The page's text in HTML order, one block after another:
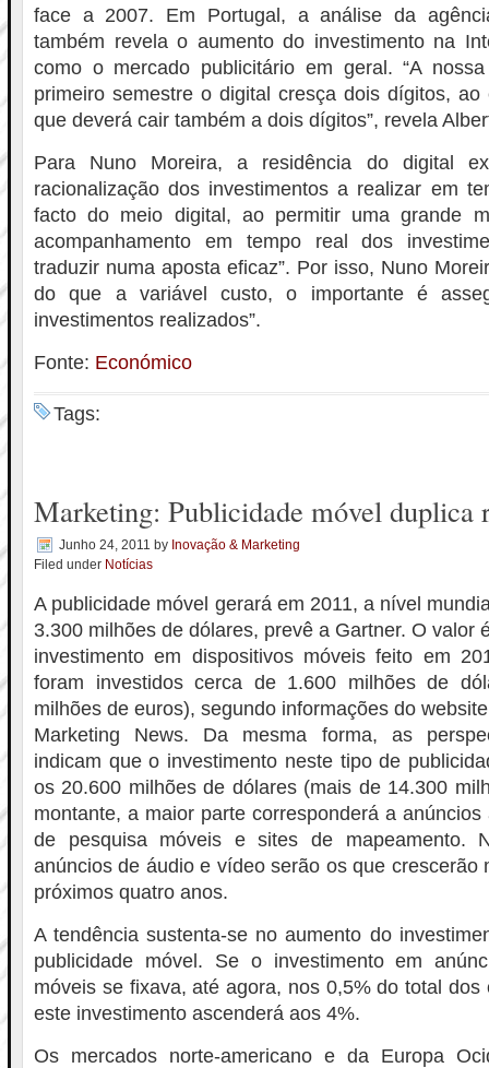
face a 2007. Em Portugal, a análise da
também revela o aumento do investimento na
como o mercado publicitário em geral. “A
primeiro semestre o digital cresça dois dígitos, ao
que deverá cair também a dois dígitos”, revela
Para Nuno Moreira, a residência do digital
racionalização dos investimentos a realizar em
facto do meio digital, ao permitir uma grande
acompanhamento em tempo real dos
traduzir numa aposta eficaz”. Por isso, Nuno
do que a variável custo, o importante é
investimentos realizados”.
Fonte: Económico
Tags:
Marketing: Publicidade móvel duplica
Junho 24, 2011 by Inovação & Marketing
Filed under Notícias
A publicidade móvel gerará em 2011, a nível
3.300 milhões de dólares, prevê a Gartner. O valor
investimento em dispositivos móveis feito em
foram investidos cerca de 1.600 milhões de
milhões de euros), segundo informações do
Marketing News. Da mesma forma, as
indicam que o investimento neste tipo de
os 20.600 milhões de dólares (mais de 14.300
montante, a maior parte corresponderá a
de pesquisa móveis e sites de mapeamento.
anúncios de áudio e vídeo serão os que crescerão
próximos quatro anos.
A tendência sustenta-se no aumento do
publicidade móvel. Se o investimento em
móveis se fixava, até agora, nos 0,5% do total dos
este investimento ascenderá aos 4%.
Os mercados norte-americano e da Europa